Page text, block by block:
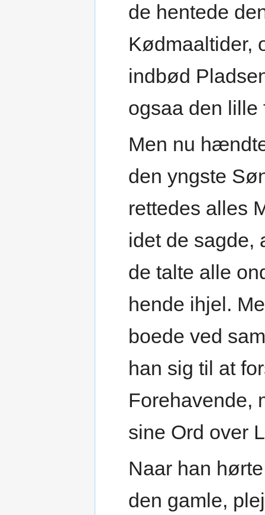
de hentede
Kødmaaltider,
indbød
ogsaa den
Men nu
den yngste
rettedes alles
idet de sagde,
de talte alle
hende ihjel.
boede ved
han sig til at
Forehavende,
sine Ord over
Naar han
den gamle,